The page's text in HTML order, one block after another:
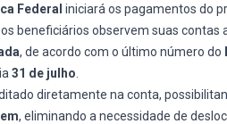
Federal iniciará os pagamentos do
beneficiários observem suas contas
, de acordo com o último número do
31 de julho
diretamente na conta,
, eliminando a necessidade de